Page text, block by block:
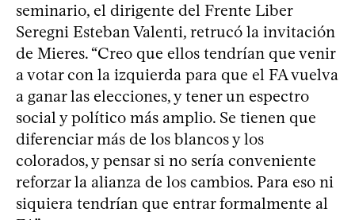
seminario, el dirigente del Frente Liber
Seregni Esteban Valenti, retrucó la invitación
de Mieres. “Creo que ellos tendrían que venir
a votar con la izquierda para que el FA vuelva
a ganar las elecciones, y tener un espectro
social y político más amplio. Se tienen que
diferenciar más de los blancos y los
colorados, y pensar si no sería conveniente
reforzar la alianza de los cambios. Para eso ni
siquiera tendrían que entrar formalmente al